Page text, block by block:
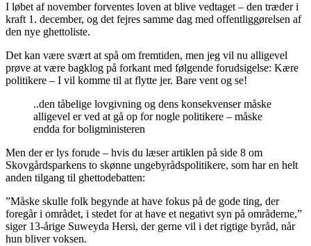
I løbet af november forventes loven at blive vedtaget – den træder i
kraft 1. december, og det fejres samme dag med offentliggørelsen af
den nye ghettoliste.
Det kan være svært at spå om fremtiden, men jeg vil nu alligevel
prøve at være bagklog på forkant med følgende forudsigelse: Kære
politikere – I vil komme til at flytte jer. Bare vent og se!
..den tåbelige lovgivning og dens konsekvenser måske
alligevel er ved at gå op for nogle politikere – måske
endda for boligministeren
Men der er lys forude – hvis du læser artiklen på side 8 om
Skovgårdsparkens to skønne ungebyrådspolitikere, som har en helt
anden tilgang til ghettodebatten:
”Måske skulle folk begynde at have fokus på de gode ting, der
foregår i området, i stedet for at have et negativt syn på områderne,”
siger 13-årige Suweyda Hersi, der gerne vil i det rigtige byråd, når
hun bliver voksen.